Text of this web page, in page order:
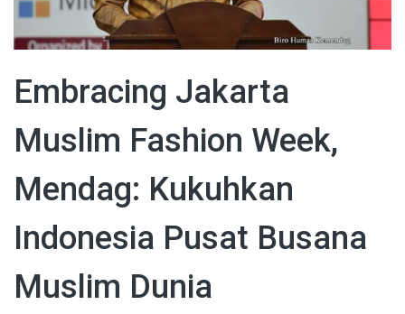
Embracing Jakarta
Muslim Fashion Week,
Mendag: Kukuhkan
Indonesia Pusat Busana
Muslim Dunia